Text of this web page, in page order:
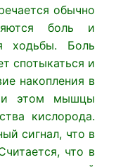
обычно
боль и
ходьбы. Боль
спотыкаться и
накопления в
этом мышцы
кислорода.
сигнал, что в
что в